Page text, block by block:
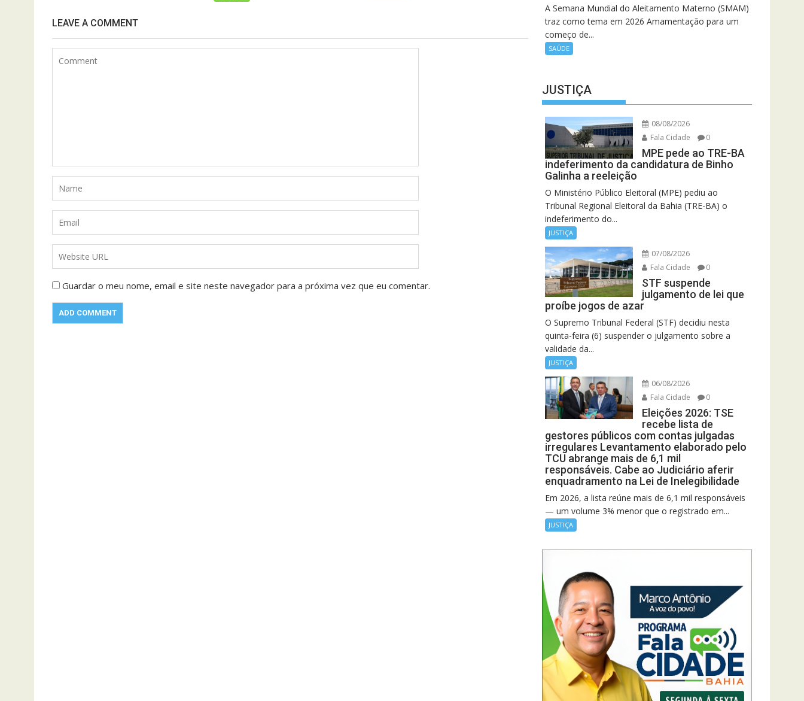
LEAVE A COMMENT
Guardar o meu nome, email e site neste navegador para a próxima vez que eu comentar.
A Semana Mundial do Aleitamento Materno (SMAM)
traz como tema em 2026 Amamentação para um
começo de...
SAÚDE
JUSTIÇA
08/08/2026
Fala Cidade
0
MPE pede ao TRE-BA
indeferimento da candidatura de Binho
Galinha a reeleição
O Ministério Público Eleitoral (MPE) pediu ao
Tribunal Regional Eleitoral da Bahia (TRE-BA) o
indeferimento do...
JUSTIÇA
07/08/2026
Fala Cidade
0
STF suspende
julgamento de lei que
proíbe jogos de azar
O Supremo Tribunal Federal (STF) decidiu nesta
quinta-feira (6) suspender o julgamento sobre a
validade da...
JUSTIÇA
06/08/2026
Fala Cidade
0
Eleições 2026: TSE
recebe lista de
gestores públicos com contas julgadas
irregulares Levantamento elaborado pelo
TCU abrange mais de 6,1 mil
responsáveis. Cabe ao Judiciário aferir
enquadramento na Lei de Inelegibilidade
Em 2026, a lista reúne mais de 6,1 mil responsáveis
— um volume 3% menor que o registrado em...
JUSTIÇA